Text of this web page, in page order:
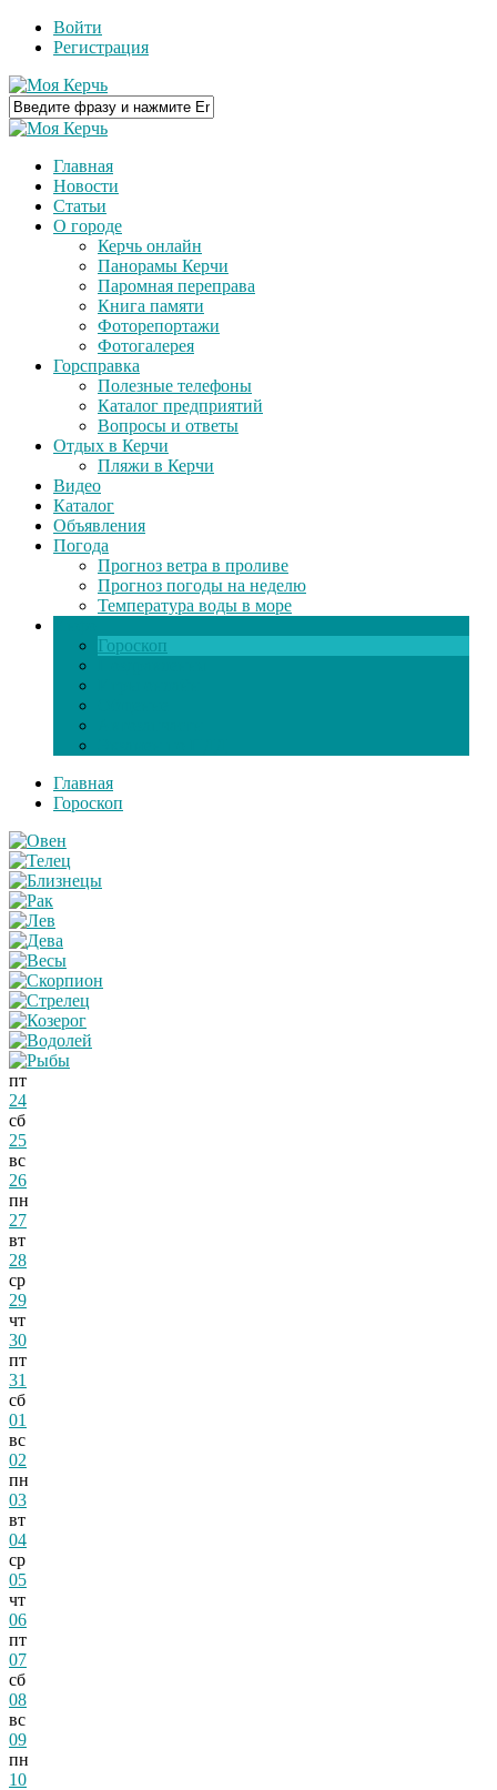
Войти
Регистрация
Главная
Новости
Статьи
О городе
Керчь онлайн
Панорамы Керчи
Паромная переправа
Книга памяти
Фоторепортажи
Фотогалерея
Горсправка
Полезные телефоны
Каталог предприятий
Вопросы и ответы
Отдых в Керчи
Пляжи в Керчи
Видео
Каталог
Объявления
Погода
Прогноз ветра в проливе
Прогноз погоды на неделю
Температура воды в море
Гороскоп
Главная
Гороскоп
пт
24
сб
25
вс
26
пн
27
вт
28
ср
29
чт
30
пт
31
сб
01
вс
02
пн
03
вт
04
ср
05
чт
06
пт
07
сб
08
вс
09
пн
10